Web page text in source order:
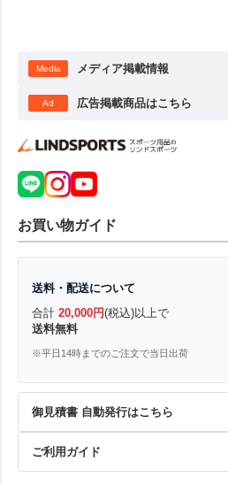
Media メディア掲載情報
Ad 広告掲載商品はこちら
お買い物ガイド
送料・配送について
合計 20,000円(税込)以上で
送料無料
※平日14時までのご注文で当日出荷
御見積書 自動発行はこちら
ご利用ガイド